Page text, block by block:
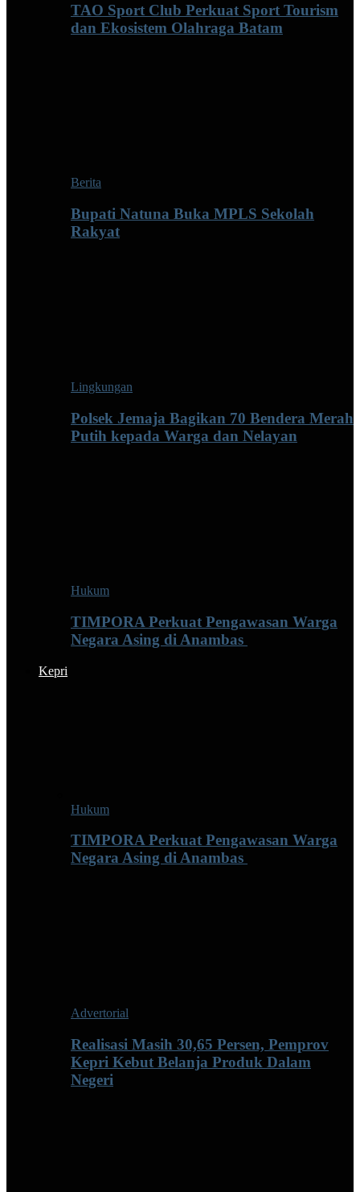
TAO Sport Club Perkuat Sport Tourism
dan Ekosistem Olahraga Batam
Berita
Bupati Natuna Buka MPLS Sekolah
Rakyat
Lingkungan
Polsek Jemaja Bagikan 70 Bendera Merah
Putih kepada Warga dan Nelayan
Hukum
TIMPORA Perkuat Pengawasan Warga
Negara Asing di Anambas ‎
Kepri
Hukum
TIMPORA Perkuat Pengawasan Warga
Negara Asing di Anambas ‎
Advertorial
Realisasi Masih 30,65 Persen, Pemprov
Kepri Kebut Belanja Produk Dalam
Negeri